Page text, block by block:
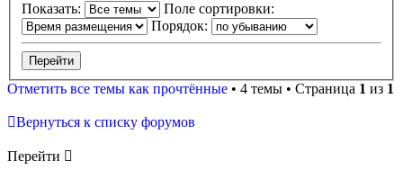
Показать:
Поле сортировки:
Порядок:
Отметить все темы как прочтённые • 4 темы • Страница 1 из 1
Вернуться к списку форумов
Перейти